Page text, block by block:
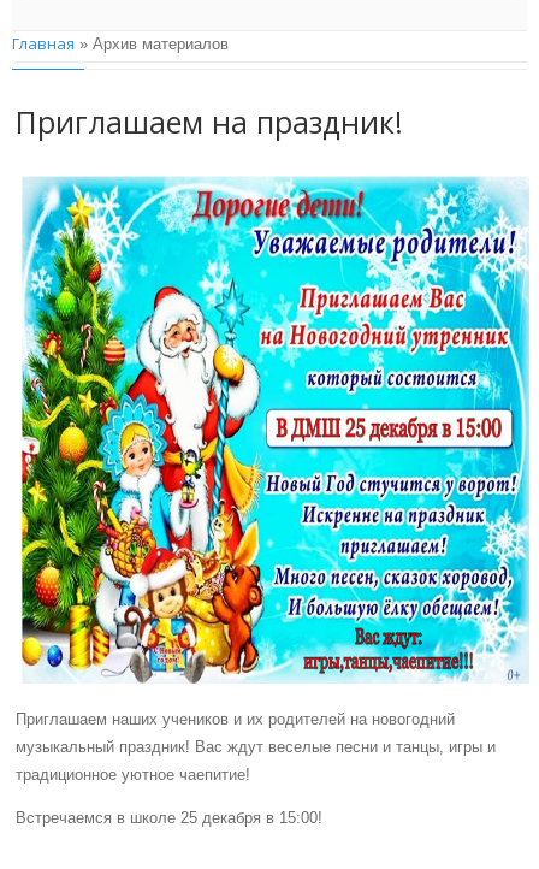
Главная » Архив материалов
Приглашаем на праздник!
Приглашаем наших учеников и их родителей на новогодний
музыкальный праздник! Вас ждут веселые песни и танцы, игры и
традиционное уютное чаепитие!
Встречаемся в школе 25 декабря в 15:00!